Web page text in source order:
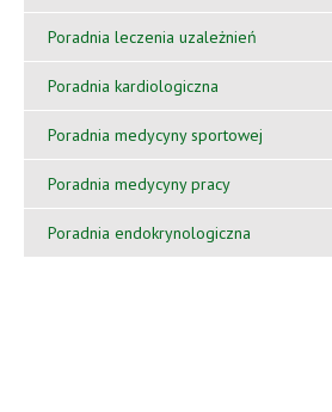
dzieci
Poradnia leczenia uzależnień
Poradnia kardiologiczna
Poradnia medycyny sportowej
Poradnia medycyny pracy
Poradnia endokrynologiczna